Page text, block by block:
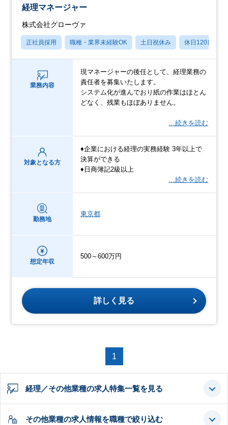
経理マネージャー
株式会社グローヴァ
正社員採用 職種・業界未経験OK 土日祝休み 休日120日以上
業務内容
現マネージャーの後任として、経理業務の
責任者を募集いたします。
システム化が進んでおり紙の作業はほとん
どなく、残業もほぼありません。
…続きを読む
対象となる方
♦企業における経理の実務経験 3年以上で
決算ができる
♦日商簿記2級以上
…続きを読む
勤務地
東京都
想定年収
500～600万円
詳しく見る
1
経理／その他業種の求人特集一覧を見る
その他業種の求人情報を職種で絞り込む